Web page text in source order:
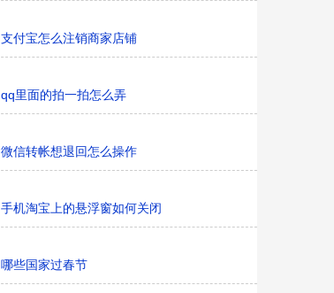
支付宝怎么注销商家店铺
qq里面的拍一拍怎么弄
微信转帐想退回怎么操作
手机淘宝上的悬浮窗如何关闭
哪些国家过春节